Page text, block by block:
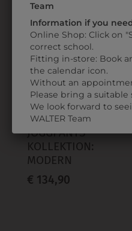
ZULETZT
313622820014
JOGGPANTS
KOLLEKTION:
MODERN
€ 134,90
Team
Information if you need
Online Shop: Click on
correct school.
Fitting in-store: Book
the calendar icon.
Without an
Please bring a
We look forward to
WALTER Team